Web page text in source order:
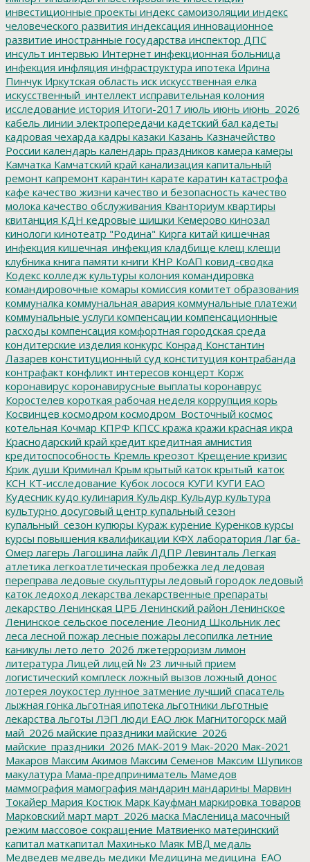
инвестиционные проекты индекс самоизоляции индекс
человеческого развития индексация инновационное
развитие иностранные государства инспектор ДПС
инсульт интервью Интернет инфекционная больница
инфекция инфляция инфраструктура ипотека Ирина
Пинчук Иркутская область иск искусственная елка
искусственный_интеллект исправительная колония
исследование история Итоги-2017 июль июнь июнь_2026
кабель линии электропередачи кадетский бал кадеты
кадровая чехарда кадры казаки Казань Казначейство
России календарь календарь праздников камера камеры
Камчатка Камчатский край канализация капитальный
ремонт капремонт карантин карате каратин катастрофа
кафе качество жизни качество и безопасность качество
молока качество обслуживания Кванториум квартиры
квитанция КДН кедровые шишки Кемерово кинозал
кинологи кинотеатр "Родина" Кирга китай кишечная
инфекция кишечная_инфекция кладбище клещ клещи
клубника книга памяти книги КНР КоАП ковид-сводка
Кодекс колледж культуры колония командировка
командировочные комары комиссия комитет образования
коммуналка коммунальная авария коммунальные платежи
коммунальные услуги компенсации компенсационные
расходы компенсация комфортная городская среда
кондитерские изделия конкурс Конрад Константин
Лазарев конституционный суд конституция контрабанда
контрафакт конфликт интересов концерт Корж
коронавирус коронавирусные выплаты коронаврус
Коростелев короткая рабочая неделя коррупция корь
Косвинцев космодром космодром_Восточный космос
котельная Кочмар КПРФ КПСС кража кражи красная икра
Краснодарский край кредит кредитная амнистия
кредитоспособность Кремль креозот Крещение кризис
Крик души Криминал Крым крытый каток крытый_каток
КСН КТ-исследование Кубок лосося КУГИ КУГИ ЕАО
Кудесник кудо кулинария Кульдкр Кульдур культура
культурно досуговый центр купальный сезон
купальный_сезон купюры Кураж курение Куренков курсы
курсы повышения квалификации КФХ лаборатория Лаг ба-
Омер лагерь Лагошина лайк ЛДПР Левинталь Легкая
атлетика легкоатлетическая пробежка лед ледовая
переправа ледовые скульптуры ледовый городок ледовый
каток ледоход лекарства лекарственные препараты
лекарство Ленинская ЦРБ Ленинский район Ленинское
Ленинское сельское поселение Леонид Школьник лес
леса лесной пожар лесные пожары лесопилка летние
каникулы лето лето_2026 лжетерроризм лимон
литература Лицей лицей № 23 личный прием
логистический комплеск ложный вызов ложный донос
лотерея лоукостер лунное затмение лучший спасатель
лыжная гонка льготная ипотека льготники льготные
лекарства льготы ЛЭП люди ЕАО люк Магнитогорск май
май_2026 майские праздники майские_2026
майские_праздники_2026 МАК-2019 Мак-2020 Мак-2021
Макаров Максим Акимов Максим Семенов Максим Шупиков
макулатура Мама-предприниматель Мамедов
маммография мамография мандарин мандарины Марвин
Токайер Мария Костюк Марк Кауфман маркировка товаров
Марковский март март_2026 маска Масленица масочный
режим массовое сокращение Матвиенко материнский
капитал маткапитал Махинько Маяк МВД медаль
Медведев медведь медики Медицина медицина_ЕАО